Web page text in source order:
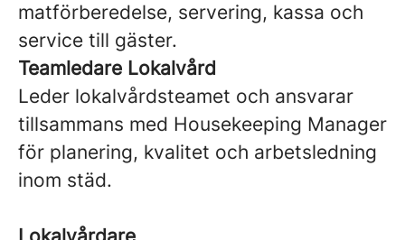
matförberedelse, servering, kassa och
service till gäster.
Teamledare Lokalvård
Leder lokalvårdsteamet och ansvarar
tillsammans med Housekeeping Manager
för planering, kvalitet och arbetsledning
inom städ.